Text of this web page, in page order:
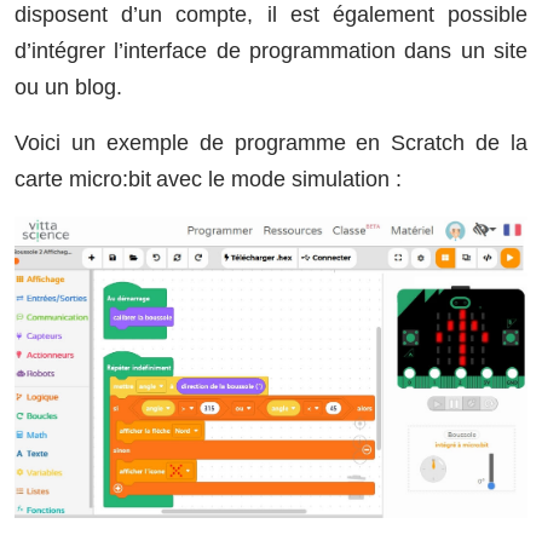
disposent d’un compte, il est également possible
d’intégrer l’interface de programmation dans un site
ou un blog.
Voici un exemple de programme en Scratch de la
carte micro:bit avec le mode simulation :